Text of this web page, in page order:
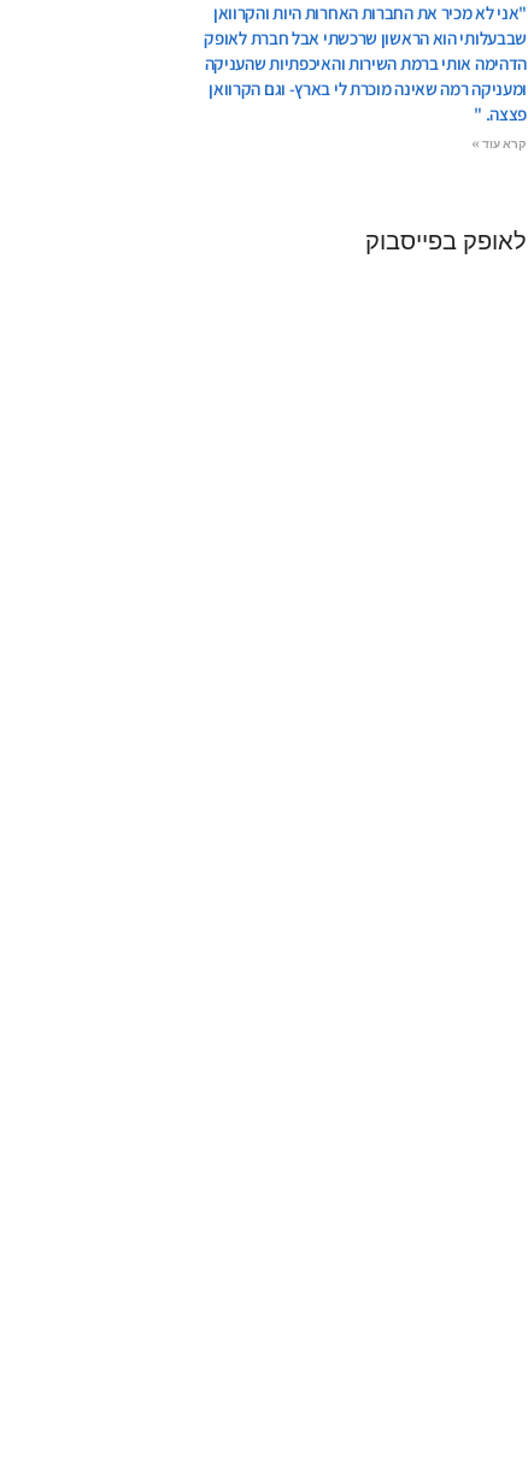
"אני לא מכיר את החברות האחרות היות והקרוואן
שבבעלותי הוא הראשון שרכשתי אבל חברת לאופק
הדהימה אותי ברמת השירות והאיכפתיות שהעניקה
ומעניקה רמה שאינה מוכרת לי בארץ- וגם הקרוואן
פצצה. "
קרא עוד »
לאופק בפייסבוק